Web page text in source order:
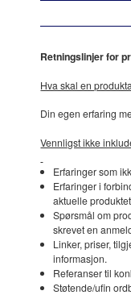
Retningslinjer for
Hva skal en
Din egen erfaring
Vennligst ikke
Erfaringer som
Erfaringer i
aktuelle
Spørsmål om
skrevet en
Linker, priser,
informasjon.
Referanser til
Støtende/ufin